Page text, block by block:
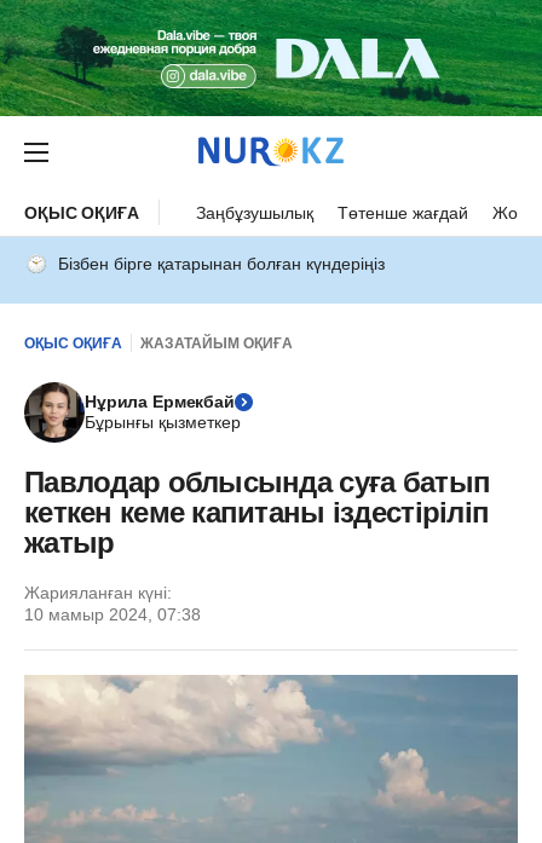
ОҚЫС ОҚИҒА Заңбұзушылық Төтенше жағдай Жол
Бізбен бірге қатарынан болған күндеріңіз
ОҚЫС ОҚИҒА ЖАЗАТАЙЫМ ОҚИҒА
Нұрила Ермекбай
Бұрынғы қызметкер
Павлодар облысында суға батып
кеткен кеме капитаны іздестіріліп
жатыр
Жарияланған күні:
10 мамыр 2024, 07:38